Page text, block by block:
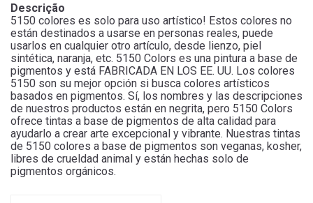
Descrição
5150 colores es solo para uso artístico! Estos colores no
están destinados a usarse en personas reales, puede
usarlos en cualquier otro artículo, desde lienzo, piel
sintética, naranja, etc. 5150 Colors es una pintura a base de
pigmentos y está FABRICADA EN LOS EE. UU. Los colores
5150 son su mejor opción si busca colores artísticos
basados ​​en pigmentos. Sí, los nombres y las descripciones
de nuestros productos están en negrita, pero 5150 Colors
ofrece tintas a base de pigmentos de alta calidad para
ayudarlo a crear arte excepcional y vibrante. Nuestras tintas
de 5150 colores a base de pigmentos son veganas, kosher,
libres de crueldad animal y están hechas solo de
pigmentos orgánicos.